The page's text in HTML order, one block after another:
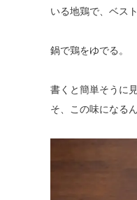
いる地鶏で、ベス
鍋で鶏をゆでる。
書くと簡単そうに
そ、この味になる